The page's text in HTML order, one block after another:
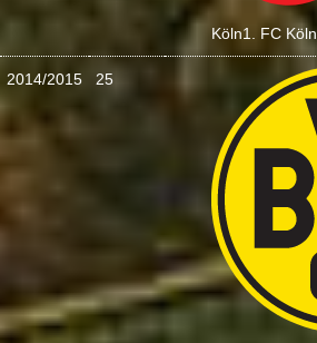
Köln1. FC Köln
2014/2015 25